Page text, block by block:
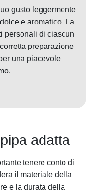
gusto leggermente
e aromatico. La
personali di ciascun
preparazione
una piacevole
adatta
tenere conto di
il materiale della
e la durata della